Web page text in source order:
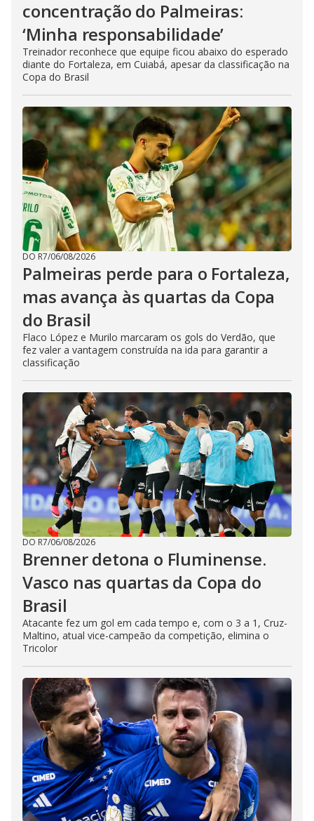
concentração do Palmeiras:
‘Minha responsabilidade’
Treinador reconhece que equipe ficou abaixo do esperado
diante do Fortaleza, em Cuiabá, apesar da classificação na
Copa do Brasil
DO R7/06/08/2026
Palmeiras perde para o Fortaleza,
mas avança às quartas da Copa
do Brasil
Flaco López e Murilo marcaram os gols do Verdão, que
fez valer a vantagem construída na ida para garantir a
classificação
DO R7/06/08/2026
Brenner detona o Fluminense.
Vasco nas quartas da Copa do
Brasil
Atacante fez um gol em cada tempo e, com o 3 a 1, Cruz-
Maltino, atual vice-campeão da competição, elimina o
Tricolor